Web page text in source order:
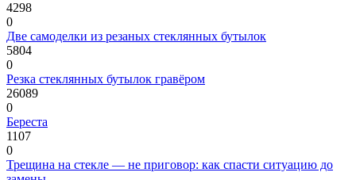
4298
0
Две самоделки из резаных стеклянных бутылок
5804
0
Резка стеклянных бутылок гравёром
26089
0
Береста
1107
0
Трещина на стекле — не приговор: как спасти ситуацию до